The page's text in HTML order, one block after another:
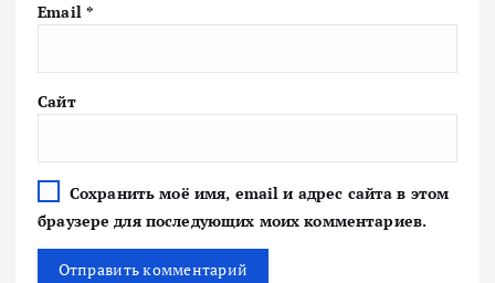
Email *
Сайт
Сохранить моё имя, email и адрес сайта в этом
браузере для последующих моих комментариев.